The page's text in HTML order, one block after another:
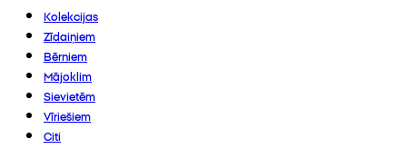
Kolekcijas
Zīdaiņiem
Bērniem
Mājoklim
Sievietēm
Vīriešiem
Citi